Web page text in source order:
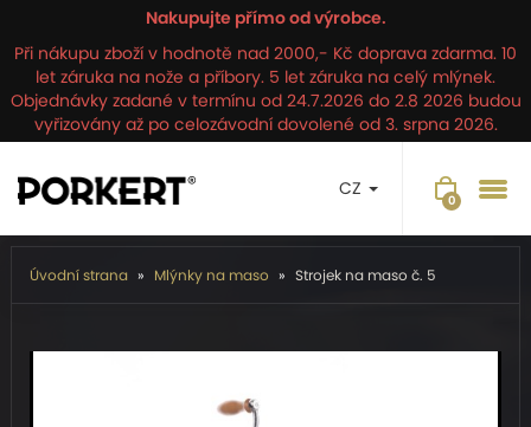
Nakupujte přímo od výrobce.
Při nákupu zboží v hodnotě nad 2000,- Kč doprava zdarma. 10
let záruka na nože a příbory. 5 let záruka na celý mlýnek.
Objednávky zadané v termínu od 24.7.2026 do 2.8 2026 budou
vyřizovány až po celozávodní dovolené od 3. srpna 2026.
CZ
Úvodní strana Mlýnky na maso Strojek na maso č. 5